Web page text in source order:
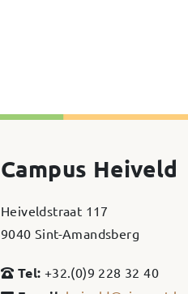
Campus Heiveld
Heiveldstraat 117
9040 Sint-Amandsberg
Tel: +32.(0)9 228 32 40